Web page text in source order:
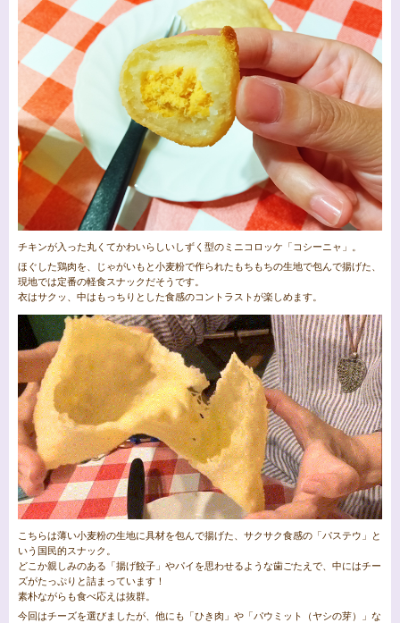
チキンが入った丸くてかわいらしいしずく型のミニコロッケ「コシーニャ」。
ほぐした鶏肉を、じゃがいもと小麦粉で作られたもちもちの生地で包んで揚げた、
現地では定番の軽食スナックだそうです。
衣はサクッ、中はもっちりとした食感のコントラストが楽しめます。
こちらは薄い小麦粉の生地に具材を包んで揚げた、サクサク食感の「パステウ」と
いう国民的スナック。
どこか親しみのある「揚げ餃子」やパイを思わせるような歯ごたえで、中にはチー
ズがたっぷりと詰まっています！
素朴ながらも食べ応えは抜群。
今回はチーズを選びましたが、他にも「ひき肉」や「パウミット（ヤシの芽）」な